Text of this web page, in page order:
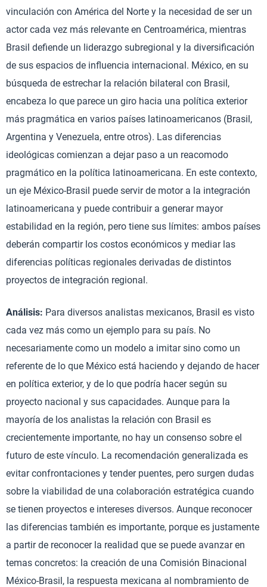
vinculación con América del Norte y la necesidad de ser un
actor cada vez más relevante en Centroamérica, mientras
Brasil defiende un liderazgo subregional y la diversificación
de sus espacios de influencia internacional. México, en su
búsqueda de estrechar la relación bilateral con Brasil,
encabeza lo que parece un giro hacia una política exterior
más pragmática en varios países latinoamericanos (Brasil,
Argentina y Venezuela, entre otros). Las diferencias
ideológicas comienzan a dejar paso a un reacomodo
pragmático en la política latinoamericana. En este contexto,
un eje México-Brasil puede servir de motor a la integración
latinoamericana y puede contribuir a generar mayor
estabilidad en la región, pero tiene sus límites: ambos países
deberán compartir los costos económicos y mediar las
diferencias políticas regionales derivadas de distintos
proyectos de integración regional.
Análisis: Para diversos analistas mexicanos, Brasil es visto
cada vez más como un ejemplo para su país. No
necesariamente como un modelo a imitar sino como un
referente de lo que México está haciendo y dejando de hacer
en política exterior, y de lo que podría hacer según su
proyecto nacional y sus capacidades. Aunque para la
mayoría de los analistas la relación con Brasil es
crecientemente importante, no hay un consenso sobre el
futuro de este vínculo. La recomendación generalizada es
evitar confrontaciones y tender puentes, pero surgen dudas
sobre la viabilidad de una colaboración estratégica cuando
se tienen proyectos e intereses diversos. Aunque reconocer
las diferencias también es importante, porque es justamente
a partir de reconocer la realidad que se puede avanzar en
temas concretos: la creación de una Comisión Binacional
México-Brasil, la respuesta mexicana al nombramiento de